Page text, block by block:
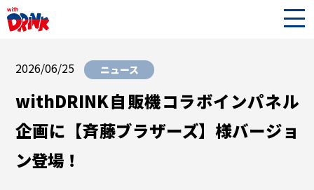
2026/06/25 ニュース
withDRINK自販機コラボインパネル
企画に【斉藤ブラザーズ】様バージョ
ン登場！